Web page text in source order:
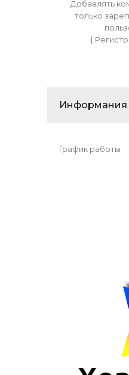
Добавлять
только
[
Информания
График работы